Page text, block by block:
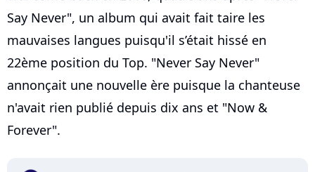
Say Never", un album qui avait fait taire les
mauvaises langues puisqu'il s’était hissé en
22ème position du Top. "Never Say Never"
annonçait une nouvelle ère puisque la chanteuse
n'avait rien publié depuis dix ans et "Now &
Forever".